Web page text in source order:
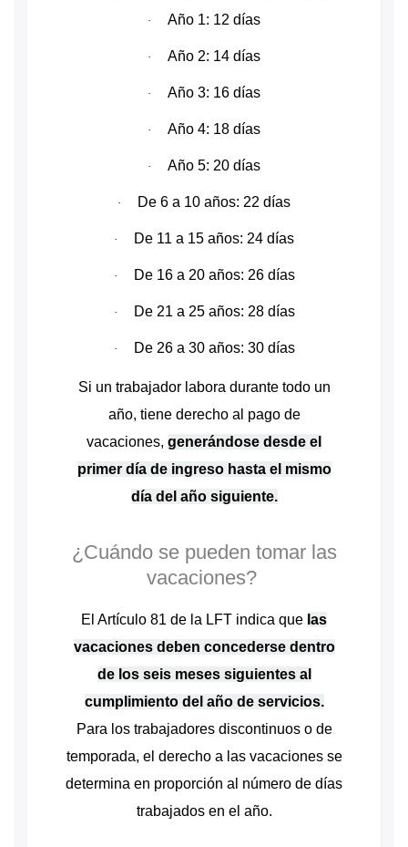
· Año 1: 12 días
· Año 2: 14 días
· Año 3: 16 días
· Año 4: 18 días
· Año 5: 20 días
· De 6 a 10 años: 22 días
· De 11 a 15 años: 24 días
· De 16 a 20 años: 26 días
· De 21 a 25 años: 28 días
· De 26 a 30 años: 30 días
Si un trabajador labora durante todo un
año, tiene derecho al pago de
vacaciones, generándose desde el
primer día de ingreso hasta el mismo
día del año siguiente.
¿Cuándo se pueden tomar las
vacaciones?
El Artículo 81 de la LFT indica que las
vacaciones deben concederse dentro
de los seis meses siguientes al
cumplimiento del año de servicios.
Para los trabajadores discontinuos o de
temporada, el derecho a las vacaciones se
determina en proporción al número de días
trabajados en el año.